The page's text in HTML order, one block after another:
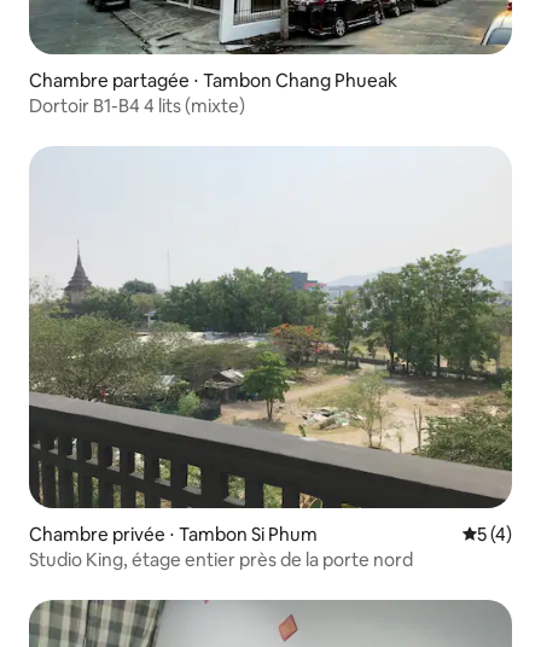
Chambre partagée ⋅ Tambon Chang Phueak
Dortoir B1-B4 4 lits (mixte)
Chambre privée ⋅ Tambon Si Phum
5 (4)
Studio King, étage entier près de la porte nord